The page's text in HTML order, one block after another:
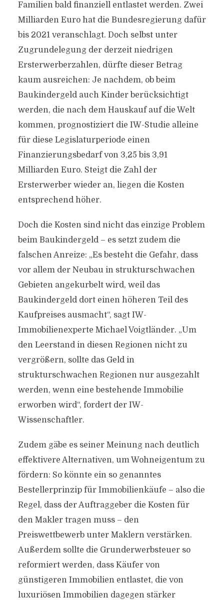
Familien bald finanziell entlastet werden. Zwei
Milliarden Euro hat die Bundesregierung dafür
bis 2021 veranschlagt. Doch selbst unter
Zugrundelegung der derzeit niedrigen
Ersterwerberzahlen, dürfte dieser Betrag
kaum ausreichen: Je nachdem, ob beim
Baukindergeld auch Kinder berücksichtigt
werden, die nach dem Hauskauf auf die Welt
kommen, prognostiziert die IW-Studie alleine
für diese Legislaturperiode einen
Finanzierungsbedarf von 3,25 bis 3,91
Milliarden Euro. Steigt die Zahl der
Ersterwerber wieder an, liegen die Kosten
entsprechend höher.
Doch die Kosten sind nicht das einzige Problem
beim Baukindergeld – es setzt zudem die
falschen Anreize: „Es besteht die Gefahr, dass
vor allem der Neubau in strukturschwachen
Gebieten angekurbelt wird, weil das
Baukindergeld dort einen höheren Teil des
Kaufpreises ausmacht“, sagt IW-
Immobilienexperte Michael Voigtländer. „Um
den Leerstand in diesen Regionen nicht zu
vergrößern, sollte das Geld in
strukturschwachen Regionen nur ausgezahlt
werden, wenn eine bestehende Immobilie
erworben wird“, fordert der IW-
Wissenschaftler.
Zudem gäbe es seiner Meinung nach deutlich
effektivere Alternativen, um Wohneigentum zu
fördern: So könnte ein so genanntes
Bestellerprinzip für Immobilienkäufe – also die
Regel, dass der Auftraggeber die Kosten für
den Makler tragen muss – den
Preiswettbewerb unter Maklern verstärken.
Außerdem sollte die Grunderwerbsteuer so
reformiert werden, dass Käufer von
günstigeren Immobilien entlastet, die von
luxuriösen Immobilien dagegen stärker